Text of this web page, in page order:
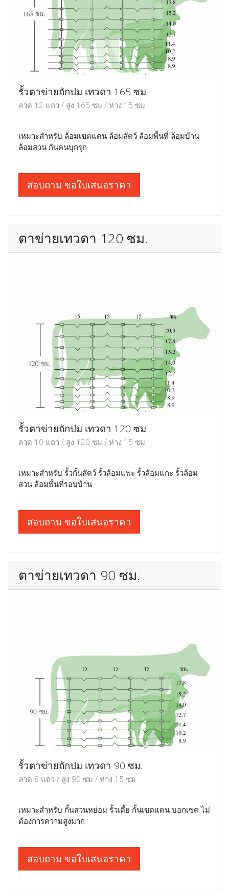
รั้วตาข่ายถักปม เทวดา 165 ซม.
ลวด 12 แถว / สูง 165 ซม / ห่าง 15 ซม
เหมาะสำหรับ ล้อมเขตแดน ล้อมสัตว์ ล้อมพื้นที่ ล้อมบ้าน
ล้อมสวน กันคนบุกรุก
สอบถาม ขอใบเสนอราคา
ตาข่ายเทวดา 120 ซม.
รั้วตาข่ายถักปม เทวดา 120 ซม.
ลวด 10 แถว / สูง 120 ซม / ห่าง 15 ซม
เหมาะสำหรับ รั้วกั้นสัตว์ รั้วล้อมแพะ รั้วล้อมแกะ รั้วล้อม
สวน ล้อมพื้นที่รอบบ้าน
สอบถาม ขอใบเสนอราคา
ตาข่ายเทวดา 90 ซม.
รั้วตาข่ายถักปม เทวดา 90 ซม.
ลวด 8 แถว / สูง 90 ซม / ห่าง 15 ซม
เหมาะสำหรับ กั้นสวนหย่อม รั้วเตี้ย กั้นเขตแดน บอกเขต ไม่
ต้องการความสูงมาก
สอบถาม ขอใบเสนอราคา